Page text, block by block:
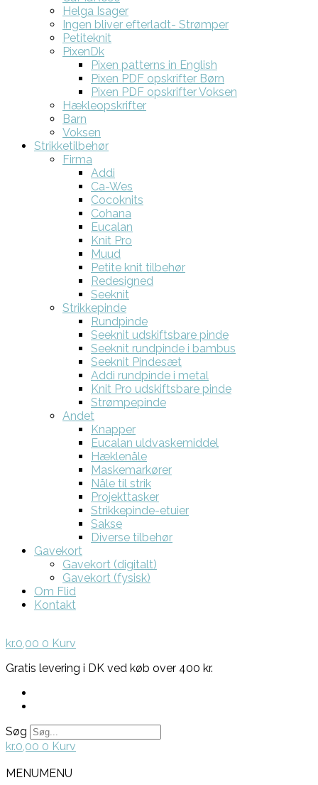
Helga Isager
Ingen bliver efterladt- Strømper
Petiteknit
PixenDk
Pixen patterns in English
Pixen PDF opskrifter Børn
Pixen PDF opskrifter Voksen
Hækleopskrifter
Barn
Voksen
Strikketilbehør
Firma
Addi
Ca-Wes
Cocoknits
Cohana
Eucalan
Knit Pro
Muud
Petite knit tilbehør
Redesigned
Seeknit
Strikkepinde
Rundpinde
Seeknit udskiftsbare pinde
Seeknit rundpinde i bambus
Seeknit Pindesæt
Addi rundpinde i metal
Knit Pro udskiftsbare pinde
Strømpepinde
Andet
Knapper
Eucalan uldvaskemiddel
Hæklenåle
Maskemarkører
Nåle til strik
Projekttasker
Strikkepinde-etuier
Sakse
Diverse tilbehør
Gavekort
Gavekort (digitalt)
Gavekort (fysisk)
Om Flid
Kontakt
kr.0,00 0 Kurv
Gratis levering i DK ved køb over 400 kr.
Søg
kr.0,00 0 Kurv
MENUMENU